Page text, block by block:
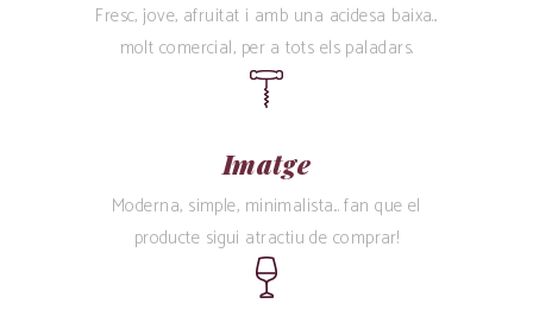
Fresc, jove, afruitat i amb una acidesa baixa...
molt comercial, per a tots els paladars.
Imatge
Moderna, simple, minimalista... fan que el
producte sigui atractiu de comprar!